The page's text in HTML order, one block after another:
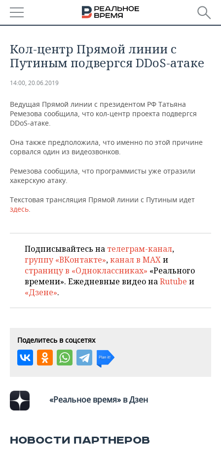
БАШКОРТОСТАН
ТАТАРСТАН
УДМУРТИЯ
НОВОСТИ
АНАЛИТИКА
НОВОСТИ АНАЛИТИКИ
ДЕКЛАРАЦИИ О ДОХОДАХ
КОРОЛИ ГОСЗАКАЗА ПФО
ВУЗЫ ТАТАРСТАНА
ТОРГОВЫЕ ЦЕНТРЫ
ТАТАРСТАНА
ЭКОНОМИКА
НОВОСТИ ЭКОНОМИКИ
ФИНАНСЫ
БАНКИ
ПРОМЫШЛЕННОСТЬ
НОВОСТИ
ПРОМЫШЛЕННОСТИ
АГРОПРОМ
МАШИНОСТРОЕНИЕ
НЕФТЬ
ОПК
ЭНЕРГЕТИКА
НЕДВИЖИМОСТЬ
НОВОСТИ НЕДВИЖИМОСТИ
АВТО
БИЗНЕС
ТРАНСПОРТ
УСЛУГИ
МЕДИА
ТЕЛЕКОММУНИКАЦИИ
НОВОСТИ МЕРОПРИЯТИЙ
ВЫЕЗДНАЯ РЕДАКЦИЯ
БИЗНЕС-БРАНЧИ
ОТКРЫТАЯ ЛЕКЦИЯ
СПОРТ
НОВОСТИ СПОРТА
ФУТБОЛ
БАСКЕТБОЛ
КИБЕРСПОРТ
ВОДНЫЕ ВИДЫ СПОРТА
ОБЩЕСТВО
НОВОСТИ ОБЩЕСТВА
ИНФРАСТРУКТУРА
КУЛЬТУРА
ОБРАЗОВАНИЕ
ФОТОГАЛЕРЕЯ
СПРАВОЧНИК
СПИСОК КОМПАНИЙ
Кол-центр Прямой линии с
Путиным подвергся DDoS-атаке
14:00, 20.06.2019
Ведущая Прямой линии с президентом РФ Татьяна
Ремезова сообщила, что кол-центр проекта подвергся
DDoS-атаке.
Она также предположила, что именно по этой причине
сорвался один из видеозвонков.
Ремезова сообщила, что программисты уже отразили
хакерскую атаку.
Текстовая трансляция Прямой линии с Путиным идет
здесь.
Подписывайтесь на телеграм-канал,
группу «ВКонтакте»,канал в MAXи
страницу в «Одноклассниках» «Реального
времени». Ежедневные видео наRutube и
«Дзене».
Поделитесь в соцсетях
«Реальное время» в Дзен
НОВОСТИ ПАРТНЕРОВ